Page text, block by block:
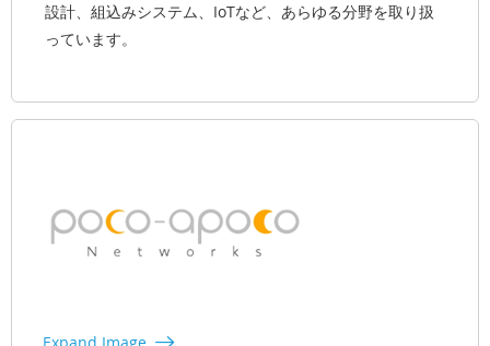
設計、組込みシステム、IoTなど、あらゆる分野を取り扱
っています。